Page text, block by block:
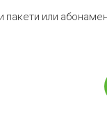
пакети или